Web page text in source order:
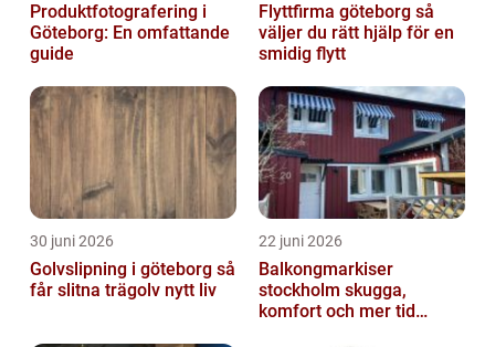
Produktfotografering i
Göteborg: En omfattande
guide
Flyttfirma göteborg så
väljer du rätt hjälp för en
smidig flytt
30 juni 2026
Golvslipning i göteborg så
får slitna trägolv nytt liv
22 juni 2026
Balkongmarkiser
stockholm skugga,
komfort och mer tid